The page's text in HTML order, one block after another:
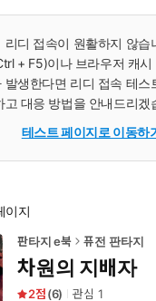
리디 접속이 원활하지 않습
+ F5)이나 브라우저 캐
발생한다면 리디 접속 테스
고 대응 방법을 안내드리겠
테스트 페이지로 이동하
이지
판타지 e북 퓨전 판타지
차원의 지배자
2 (6) 관심 1